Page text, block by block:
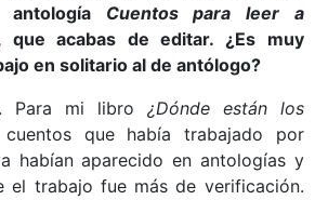
Cuentos para leer a
que acabas de editar. ¿Es muy
en solitario al de antólogo?
Para mi libro ¿Dónde están los
que había trabajado por
habían aparecido en antologías y
el trabajo fue más de verificación.